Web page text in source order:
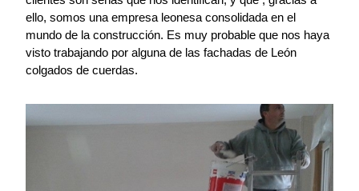
ello, somos una empresa leonesa consolidada en el
mundo de la construcción. Es muy probable que nos haya
visto trabajando por alguna de las fachadas de León
colgados de cuerdas.